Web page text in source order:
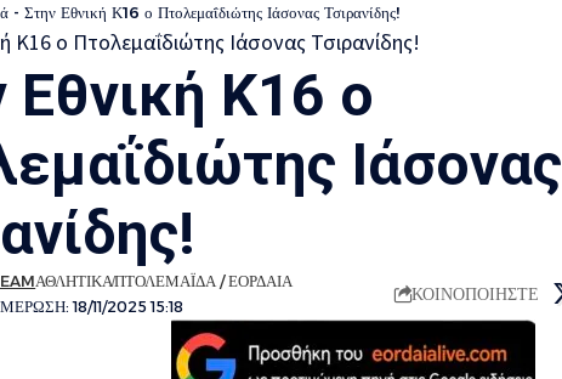
- Στην Εθνική Κ16 ο Πτολεμαΐδιώτης Ιάσονας Τσιρανίδης!
Εθνική Κ16 ο
Ιάσονας
18/11/2025 15:18
ΑΘΛΗΤΙΚΑΠΤΟΛΕΜΑΪΔΑ / ΕΟΡΔΑΙΑ
ΚΟΙΝΟΠΟΙΗΣΤΕ